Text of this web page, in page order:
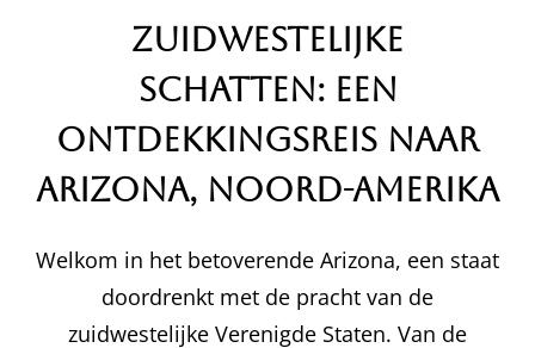
Zuidwestelijke
Schatten: Een
Ontdekkingsreis naar
Arizona, Noord-Amerika
Welkom in het betoverende Arizona, een staat
doordrenkt met de pracht van de
zuidwestelijke Verenigde Staten. Van de